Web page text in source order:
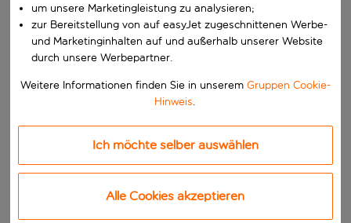
Beginne mit der Eingabe für die automatische
Beginne mit der Eingabe für die automatische
Nach
Wer
Suchen
um unsere Marketingleistung zu analysieren;
zur Bereitstellung von auf easyJet zugeschnittenen Werbe-
und Marketinginhalten auf und außerhalb unserer Website
durch unsere Werbepartner.
Weitere Informationen finden Sie in unserem Gruppen Cookie-
Hinweis.
Ich möchte selber auswählen
Alle Cookies akzeptieren